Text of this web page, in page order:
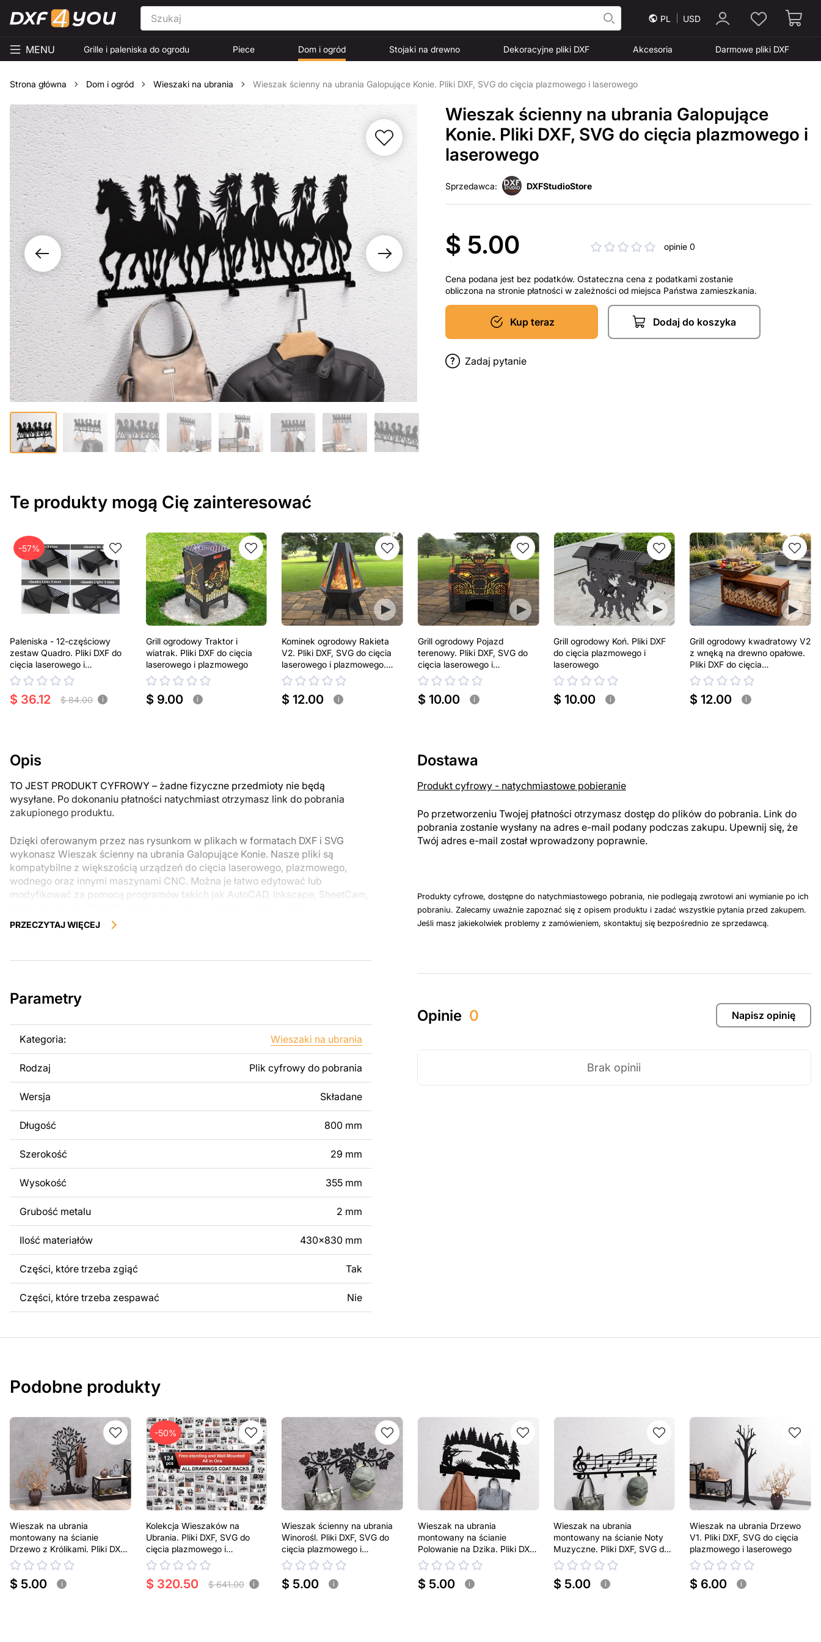
PL USD
MENU Grille i paleniska do ogrodu Piece Dom i ogród Stojaki na drewno Dekoracyjne pliki DXF Akcesoria Darmowe pliki DXF
Strona główna Dom i ogród Wieszaki na ubrania Wieszak ścienny na ubrania Galopujące Konie. Pliki DXF, SVG do cięcia plazmowego i laserowego
Wieszak ścienny na ubrania Galopujące
Konie. Pliki DXF, SVG do cięcia plazmowego i
laserowego
Sprzedawca: DXFStudioStore
$ 5.00 opinie 0
Cena podana jest bez podatków. Ostateczna cena z podatkami zostanie
obliczona na stronie płatności w zależności od miejsca Państwa zamieszkania.
Kup teraz Dodaj do koszyka
Zadaj pytanie
Te produkty mogą Cię zainteresować
-57%
Paleniska - 12-częściowy
zestaw Quadro. Pliki DXF do
cięcia laserowego i
plazmowego
$ 36.12 $ 84.00 i
Grill ogrodowy Traktor i
wiatrak. Pliki DXF do cięcia
laserowego i plazmowego
$ 9.00 i
Kominek ogrodowy Rakieta
V2. Pliki DXF, SVG do cięcia
laserowego i plazmowego.
Kominek tarasowy
$ 12.00 i
Grill ogrodowy Pojazd
terenowy. Pliki DXF, SVG do
cięcia laserowego i
plazmowego
$ 10.00 i
Grill ogrodowy Koń. Pliki DXF
do cięcia plazmowego i
laserowego
$ 10.00 i
Grill ogrodowy kwadratowy V2
z wnęką na drewno opałowe.
Pliki DXF do cięcia
plazmowego i laserowego.
Plancha BBQ
$ 12.00 i
Opis
TO JEST PRODUKT CYFROWY – żadne fizyczne przedmioty nie będą
wysyłane. Po dokonaniu płatności natychmiast otrzymasz link do pobrania
zakupionego produktu.
Dzięki oferowanym przez nas rysunkom w plikach w formatach DXF i SVG
wykonasz Wieszak ścienny na ubrania Galopujące Konie. Nasze pliki są
kompatybilne z większością urządzeń do cięcia laserowego, plazmowego,
wodnego oraz innymi maszynami CNC. Można je łatwo edytować lub
modyfikować za pomocą programów takich jak AutoCAD, Inkscape, SheetCam,
zostały zaprojektowane z myślą o nowoczesnej estetyce i łatwym montażu, aby
Można używać tych plików do tworzenia gotowych produktów zarówno do
odsprzedaż lub udostępnianie oryginalnych bądź zmodyfikowanych plików jest
Za dodatkową opłatą możemy dostosować projekt poprzez dodanie tekstu,
obrazów lub logo Twojej firmy albo wprowadzenie innych modyfikacji według
Twoich potrzeb. Jeśli potrzebujesz indywidualnego projektu metalowego
produktu, skontaktuj się z nami.
Jeśli masz jakiekolwiek pytania lub potrzebujesz pomocy, skontaktuj się z nami
w dowolnym momencie – zawsze chętnie pomożemy.
PRZECZYTAJ WIĘCEJ
Parametry
Kategoria: Wieszaki na ubrania
Rodzaj Plik cyfrowy do pobrania
Wersja Składane
Długość 800 mm
Szerokość 29 mm
Wysokość 355 mm
Grubość metalu 2 mm
Ilość materiałów 430x830 mm
Części, które trzeba zgiąć Tak
Części, które trzeba zespawać Nie
Dostawa
Produkt cyfrowy - natychmiastowe pobieranie
Po przetworzeniu Twojej płatności otrzymasz dostęp do plików do pobrania. Link do
pobrania zostanie wysłany na adres e-mail podany podczas zakupu. Upewnij się, że
Twój adres e-mail został wprowadzony poprawnie.
Produkty cyfrowe, dostępne do natychmiastowego pobrania, nie podlegają zwrotowi ani wymianie po ich
pobraniu. Zalecamy uważnie zapoznać się z opisem produktu i zadać wszystkie pytania przed zakupem.
Jeśli masz jakiekolwiek problemy z zamówieniem, skontaktuj się bezpośrednio ze sprzedawcą.
Opinie 0 Napisz opinię
Brak opinii
Podobne produkty
Wieszak na ubrania
montowany na ścianie
Drzewo z Królikami. Pliki DXF,
SVG do cięcia plazmowego i
laserowego
$ 5.00 i
-50%
Kolekcja Wieszaków na
Ubrania. Pliki DXF, SVG do
cięcia plazmowego i
laserowego
$ 320.50 $ 641.00 i
Wieszak ścienny na ubrania
Winorośl. Pliki DXF, SVG do
cięcia plazmowego i
laserowego
$ 5.00 i
Wieszak na ubrania
montowany na ścianie
Polowanie na Dzika. Pliki DXF,
SVG do cięcia plazmowego i
laserowego
$ 5.00 i
Wieszak na ubrania
montowany na ścianie Noty
Muzyczne. Pliki DXF, SVG do
cięcia plazmowego i
laserowego
$ 5.00 i
Wieszak na ubrania Drzewo
V1. Pliki DXF, SVG do cięcia
plazmowego i laserowego
$ 6.00 i